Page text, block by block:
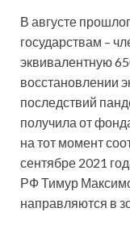
В августе
государствам –
эквивалентную
восстановлении
последствий
получила от
на тот момент
сентябре 2021
РФ Тимур
направляются в